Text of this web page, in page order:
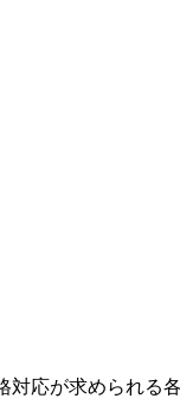
応が求められる